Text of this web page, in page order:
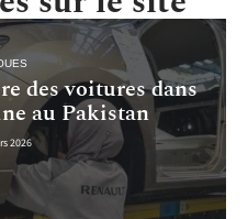
des voitures dans
au Pakistan
2026